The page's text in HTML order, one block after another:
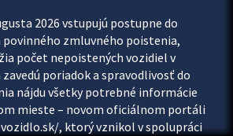
2026 vstupujú postupne do
povinného zmluvného poistenia,
počet nepoistených vozidiel v
poriadok a spravodlivosť do
nájdu všetky potrebné informácie
mieste – novom oficiálnom portáli
, ktorý vznikol v spolupráci